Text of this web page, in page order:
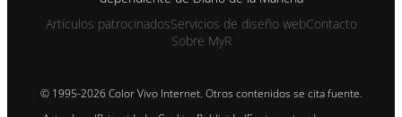
Artículos patrocinadosServicios de diseño webContacto
Sobre MyR
© 1995-2026 Color Vivo Internet. Otros contenidos se cita fuente.